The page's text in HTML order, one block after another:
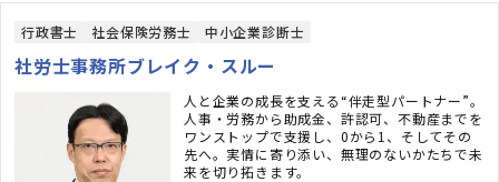
行政書士 社会保険労務士 中小企業診断士
社労士事務所ブレイク・スルー
人と企業の成長を支える“伴走型パートナー”。
人事・労務から助成金、許認可、不動産までを
ワンストップで支援し、0から1、そしてその
先へ。実情に寄り添い、無理のないかたちで未
来を切り拓きます。